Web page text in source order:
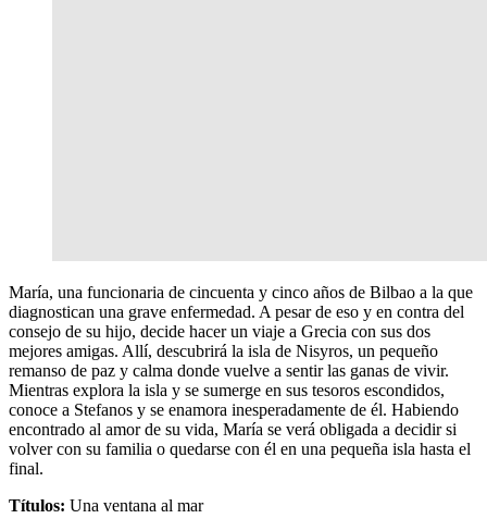
María, una funcionaria de cincuenta y cinco años de Bilbao a la que
diagnostican una grave enfermedad. A pesar de eso y en contra del
consejo de su hijo, decide hacer un viaje a Grecia con sus dos
mejores amigas. Allí, descubrirá la isla de Nisyros, un pequeño
remanso de paz y calma donde vuelve a sentir las ganas de vivir.
Mientras explora la isla y se sumerge en sus tesoros escondidos,
conoce a Stefanos y se enamora inesperadamente de él. Habiendo
encontrado al amor de su vida, María se verá obligada a decidir si
volver con su familia o quedarse con él en una pequeña isla hasta el
final.
Títulos: Una ventana al mar